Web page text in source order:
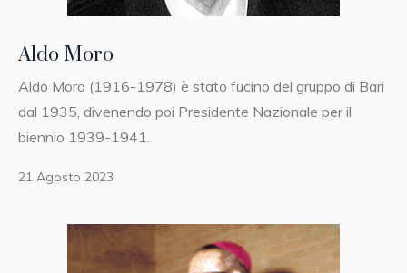
Aldo Moro
Aldo Moro (1916-1978) è stato fucino del gruppo di Bari
dal 1935, divenendo poi Presidente Nazionale per il
biennio 1939-1941.
21 Agosto 2023